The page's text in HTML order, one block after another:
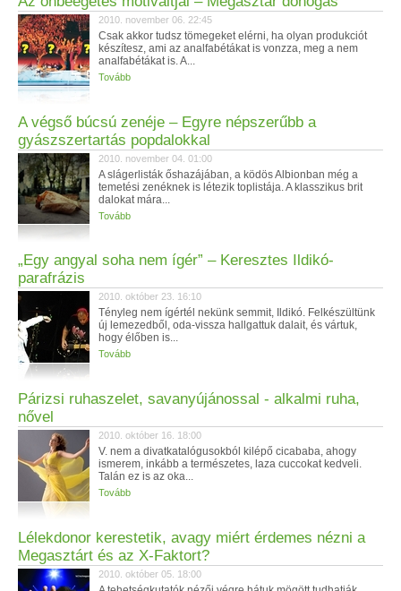
2010. november 06. 22:45
Csak akkor tudsz tömegeket elérni, ha olyan produkciót
készítesz, ami az analfabétákat is vonzza, meg a nem
analfabétákat is. A...
Tovább
A végső búcsú zenéje – Egyre népszerűbb a
gyászszertartás popdalokkal
2010. november 04. 01:00
A slágerlisták őshazájában, a ködös Albionban még a
temetési zenéknek is létezik toplistája. A klasszikus brit
dalokat mára...
Tovább
„Egy angyal soha nem ígér” – Keresztes Ildikó-
parafrázis
2010. október 23. 16:10
Tényleg nem ígértél nekünk semmit, Ildikó. Felkészültünk
új lemezedből, oda-vissza hallgattuk dalait, és vártuk,
hogy élőben is...
Tovább
Párizsi ruhaszelet, savanyújánossal - alkalmi ruha,
nővel
2010. október 16. 18:00
V. nem a divatkatalógusokból kilépő cicababa, ahogy
ismerem, inkább a természetes, laza cuccokat kedveli.
Talán ez is az oka...
Tovább
Lélekdonor kerestetik, avagy miért érdemes nézni a
Megasztárt és az X-Faktort?
2010. október 05. 18:00